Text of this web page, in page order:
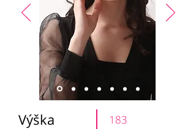
Výška 183